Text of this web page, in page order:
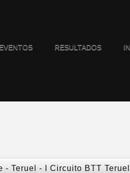
EVENTOS RESULTADOS
- Teruel - I Circuito BTT Teruel